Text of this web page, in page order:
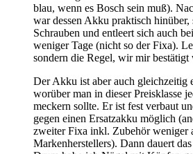
blau, wenn es Bosch sein muß).
war dessen Akku praktisch
Schrauben und entleert sich auch
weniger Tage (nicht so der Fixa).
sondern die Regel, wir mir bestätigt
Der Akku ist aber auch gleichzeitig
worüber man in dieser Preisklasse
meckern sollte. Er ist fest verbaut
gegen einen Ersatzakku möglich
zweiter Fixa inkl. Zubehör weniger
Markenherstellers). Dann dauert